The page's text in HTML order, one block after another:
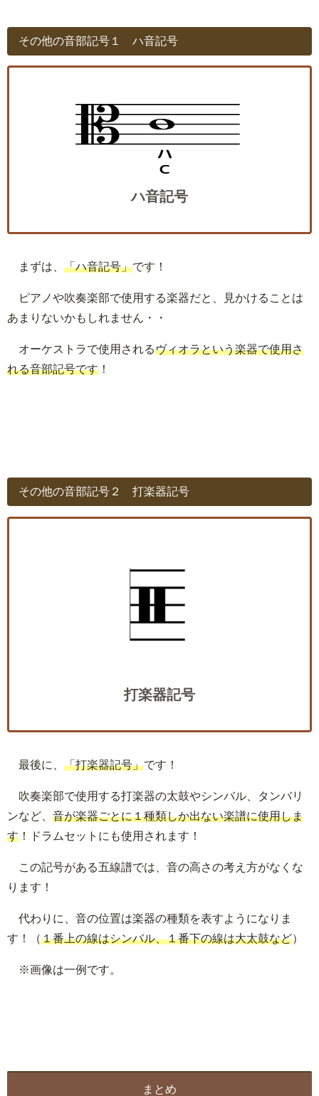
その他の音部記号１ ハ音記号
ハ音記号
まずは、 「ハ音記号」です！
ピアノや吹奏楽部で使用する楽器だと、見かけることは
あまりないかもしれません・・
オーケストラで使用されるヴィオラという楽器で使用さ
れる音部記号です ！
その他の音部記号２ 打楽器記号
打楽器記号
最後に、 「打楽器記号」です！
吹奏楽部で使用する打楽器の太鼓やシンバル、タンバリ
ンなど、 音が楽器ごとに１種類しか出ない楽譜に使用しま
す ！ドラムセットにも使用されます！
この記号がある五線譜では、音の高さの考え方がなくな
ります！
代わりに、音の位置は楽器の種類を表すようになりま
す！（１番上の線はシンバル、１番下の線は大太鼓など）
※画像は一例です。
まとめ